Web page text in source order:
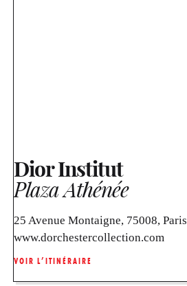
Dior Institut
Plaza Athénée
25 Avenue Montaigne, 75008, Paris
www.dorchestercollection.com
VOIR L’ITINÉRAIRE